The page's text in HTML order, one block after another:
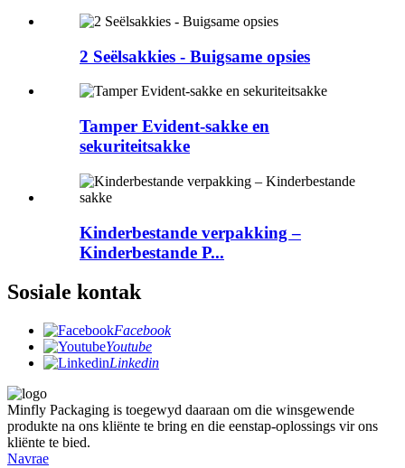
2 Seëlsakkies - Buigsame opsies
Tamper Evident-sakke en
sekuriteitsakke
Kinderbestande verpakking –
Kinderbestande P...
Sosiale kontak
Facebook
Youtube
Linkedin
Minfly Packaging is toegewyd daaraan om die winsgewende
produkte na ons kliënte te bring en die eenstap-oplossings vir ons
kliënte te bied.
Navrae